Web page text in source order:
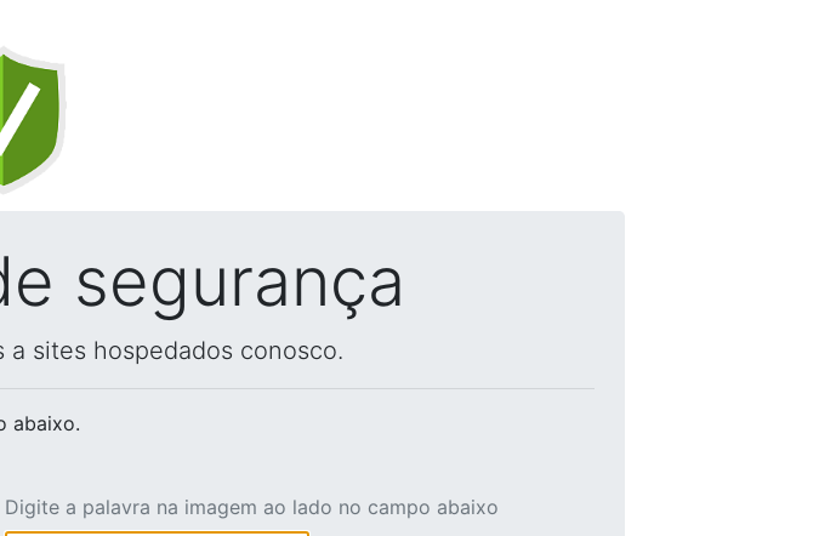
segurança
sites hospedados conosco.
abaixo.
Digite a palavra na imagem ao lado no campo abaixo